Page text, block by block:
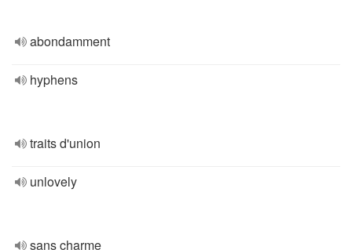
abondamment
hyphens
traits d'union
unlovely
sans charme